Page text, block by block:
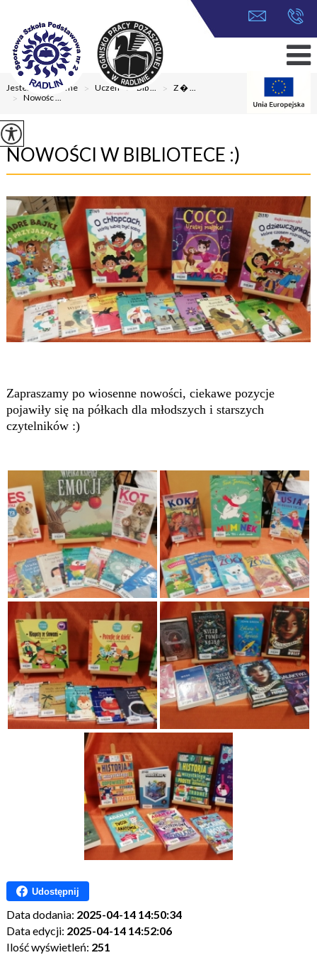
Jesteś tutaj:Home > Uczeń > Bib ... > Z � ...
> Nowośc ...
NOWOŚCI W BIBLIOTECE :)
Zapraszamy po wiosenne nowości, ciekawe pozycje
pojawiły się na półkach dla młodszych i starszych
czytelników :)
Udostępnij
Data dodania: 2025-04-14 14:50:34
Data edycji: 2025-04-14 14:52:06
Ilość wyświetleń: 251